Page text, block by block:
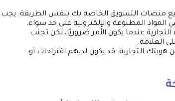
منصات التسويق الخاصة بك بنفس الطريقة. يجب
المطبوعة والإلكترونية على حد سواء.
عندما يكون الأمر ضروريًا، لكن تجنب
العلامة.
التجارية. قد يكون لديهم اقتراحات أو